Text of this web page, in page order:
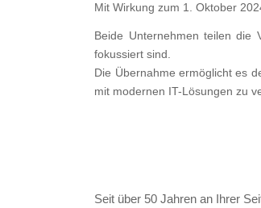
Mit Wirkung zum 1. Oktober
Beide Unternehmen teilen die
fokussiert sind.
Die Übernahme ermöglicht es
mit modernen IT-Lösungen zu
Seit über 50 Jahren an Ihrer